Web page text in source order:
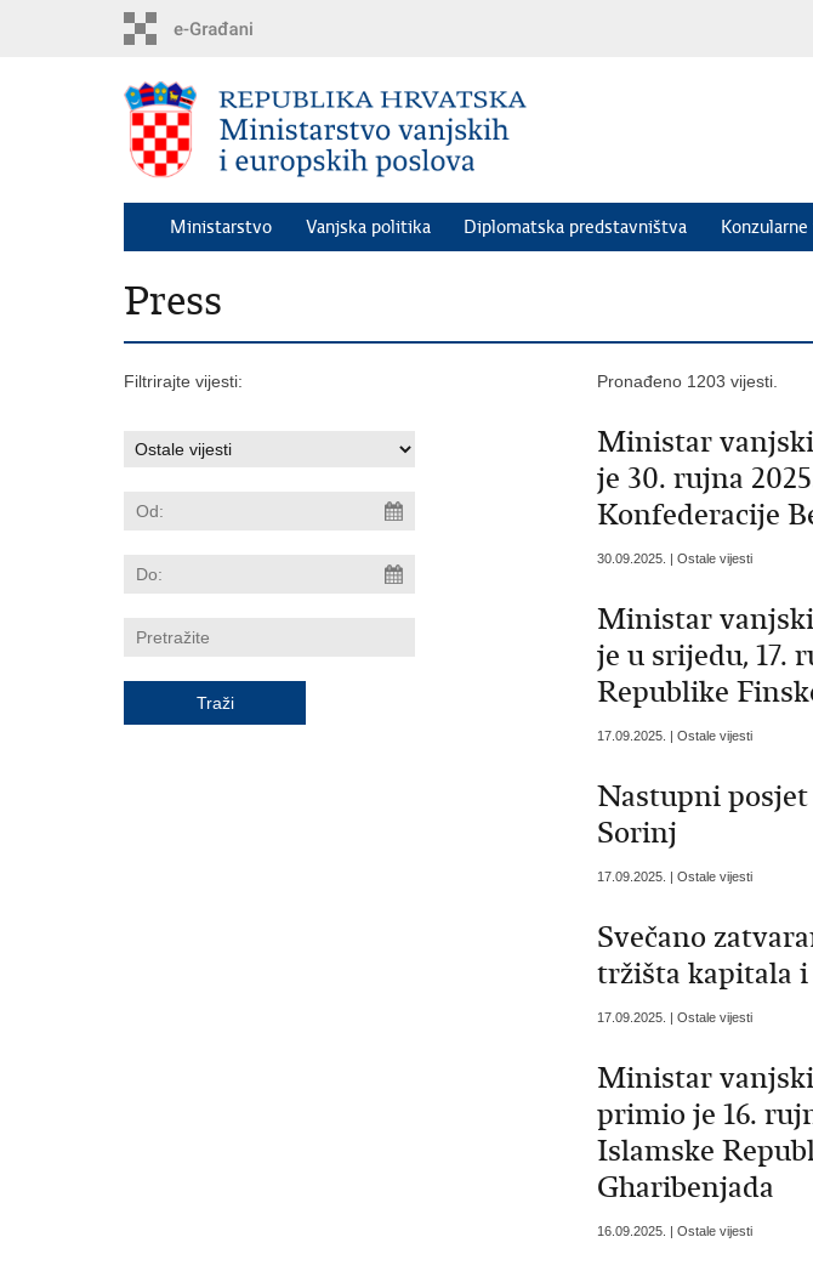
Ministarstvo Vanjska politika Diplomatska predstavništva
Press
Filtrirajte vijesti: Pronađeno 1203 vijesti.
Ministar
je 30. rujna
Konfederacije
30.09.2025. | Ostale vijesti
Ministar
je u srijedu, 17.
Republike
17.09.2025. | Ostale vijesti
Nastupni
Sorinj
17.09.2025. | Ostale vijesti
Svečano
tržišta kapitala
17.09.2025. | Ostale vijesti
Ministar
primio je 16.
Islamske
Gharibenjada
16.09.2025. | Ostale vijesti